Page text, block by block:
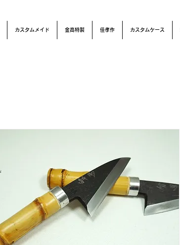
カスタムメイド 金高特製 佳孝作 カスタムケース